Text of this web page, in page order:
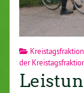
Kreistagsfraktion
der